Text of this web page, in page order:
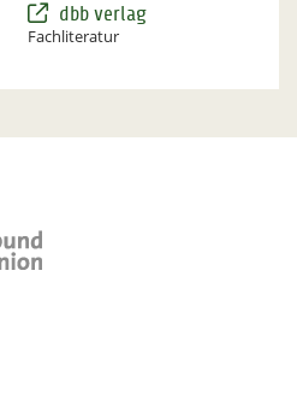
dbb verlag
Fachliteratur